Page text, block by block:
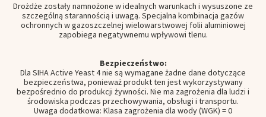
Drożdże zostały namnożone w idealnych warunkach i wysuszone ze
szczególną starannością i uwagą. Specjalna kombinacja gazów
ochronnych w gazoszczelnej wielowarstwowej folii aluminiowej
zapobiega negatywnemu wpływowi tlenu.
Bezpieczeństwo:
Dla SIHA Active Yeast 4 nie są wymagane żadne dane dotyczące
bezpieczeństwa, ponieważ produkt ten jest wykorzystywany
bezpośrednio do produkcji żywności. Nie ma zagrożenia dla ludzi i
środowiska podczas przechowywania, obsługi i transportu.
Uwaga dodatkowa: Klasa zagrożenia dla wody (WGK) = 0